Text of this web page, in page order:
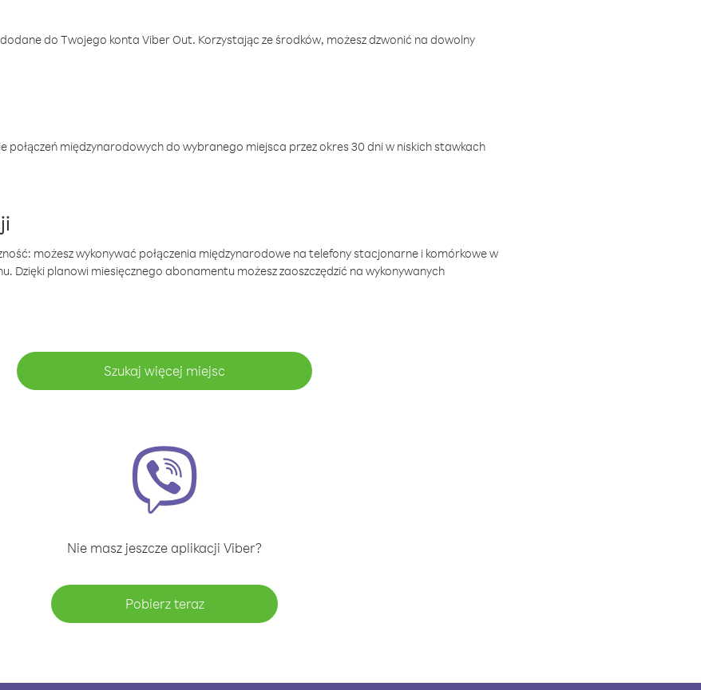
do Twojego konta Viber Out. Korzystając ze środków, możesz dzwonić na dowolny
międzynarodowych do wybranego miejsca przez okres 30 dni w niskich stawkach
możesz wykonywać połączenia międzynarodowe na telefony stacjonarne i komórkowe w
Dzięki planowi miesięcznego abonamentu możesz zaoszczędzić na wykonywanych
Szukaj więcej miejsc
Nie masz jeszcze aplikacji Viber?
Pobierz teraz